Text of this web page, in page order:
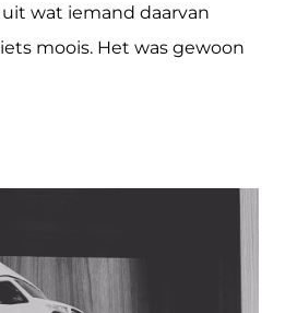
wat iemand daarvan
moois. Het was gewoon